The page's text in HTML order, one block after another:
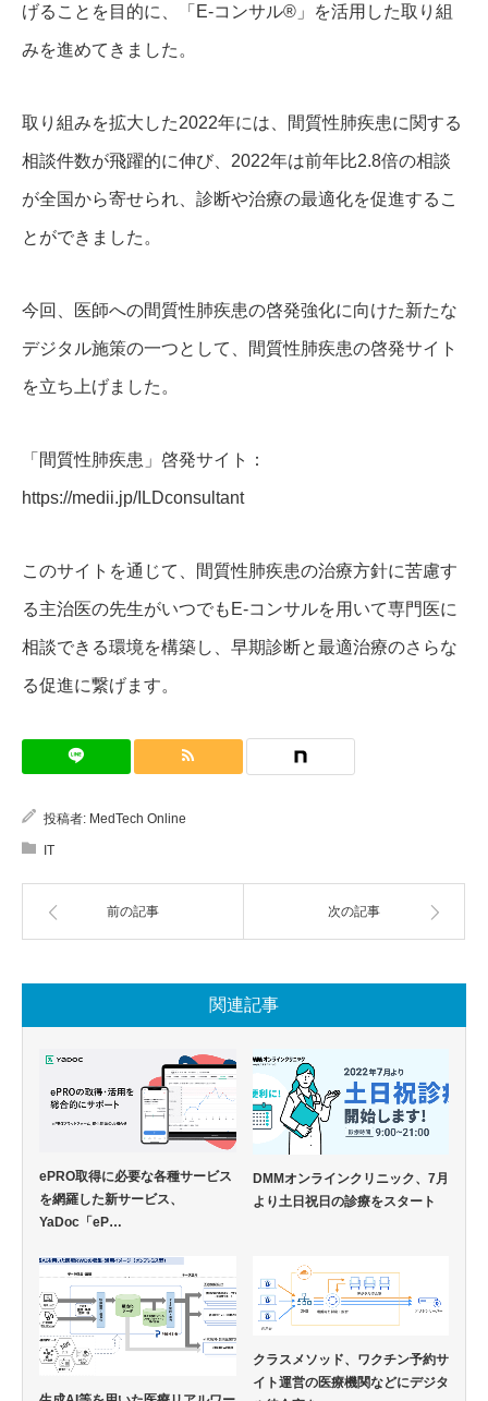
げることを目的に、「E-コンサル®」を活用した取り組
みを進めてきました。
取り組みを拡大した2022年には、間質性肺疾患に関する
相談件数が飛躍的に伸び、2022年は前年比2.8倍の相談
が全国から寄せられ、診断や治療の最適化を促進するこ
とができました。
今回、医師への間質性肺疾患の啓発強化に向けた新たな
デジタル施策の一つとして、間質性肺疾患の啓発サイト
を立ち上げました。
「間質性肺疾患」啓発サイト：
https://medii.jp/ILDconsultant
このサイトを通じて、間質性肺疾患の治療方針に苦慮す
る主治医の先生がいつでもE-コンサルを用いて専門医に
相談できる環境を構築し、早期診断と最適治療のさらな
る促進に繋げます。
投稿者: MedTech Online
IT
前の記事 次の記事
関連記事
ePRO取得に必要な各種サービス
を網羅した新サービス、
YaDoc「eP…
DMMオンラインクリニック、7月
より土日祝日の診療をスタート
クラスメソッド、ワクチン予約サ
イト運営の医療機関などにデジタ